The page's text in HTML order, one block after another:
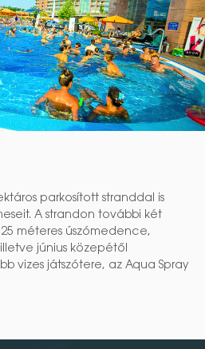
parkosított stranddal is
A strandon további két
méteres úszómedence,
június közepétől
vizes játszótere, az Aqua Spray